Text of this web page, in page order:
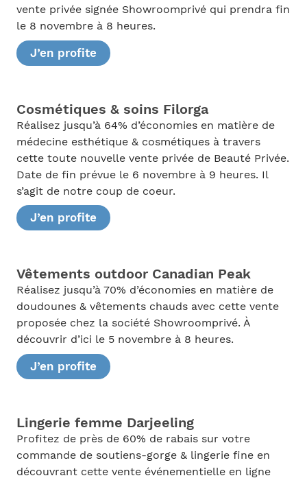
vente privée signée Showroomprivé qui prendra fin
le 8 novembre à 8 heures.
J’en profite
Cosmétiques & soins Filorga
Réalisez jusqu’à 64% d’économies en matière de
médecine esthétique & cosmétiques à travers
cette toute nouvelle vente privée de Beauté Privée.
Date de fin prévue le 6 novembre à 9 heures. Il
s’agit de notre coup de coeur.
J’en profite
Vêtements outdoor Canadian Peak
Réalisez jusqu’à 70% d’économies en matière de
doudounes & vêtements chauds avec cette vente
proposée chez la société Showroomprivé. À
découvrir d’ici le 5 novembre à 8 heures.
J’en profite
Lingerie femme Darjeeling
Profitez de près de 60% de rabais sur votre
commande de soutiens-gorge & lingerie fine en
découvrant cette vente événementielle en ligne